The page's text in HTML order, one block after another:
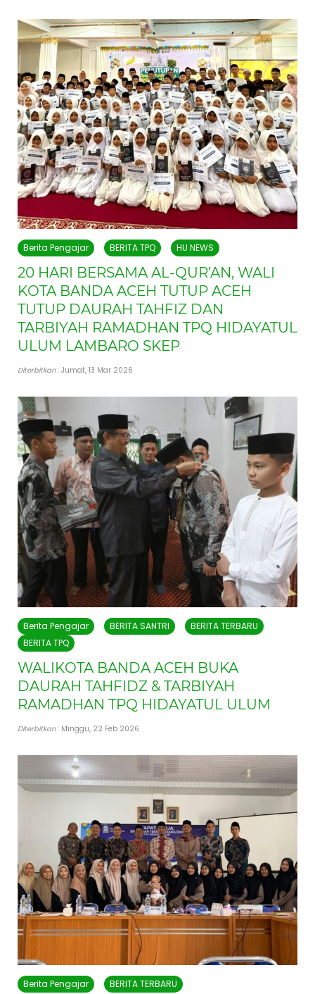
Berita Pengajar BERITA TPQ HU NEWS
20 HARI BERSAMA AL-QUR’AN, WALI
KOTA BANDA ACEH TUTUP ACEH
TUTUP DAURAH TAHFIZ DAN
TARBIYAH RAMADHAN TPQ HIDAYATUL
ULUM LAMBARO SKEP
Diterbitkan: Jumat, 13 Mar 2026
Berita Pengajar BERITA SANTRI
BERITA TERBARU
BERITA TPQ
WALIKOTA BANDA ACEH BUKA
DAURAH TAHFIDZ & TARBIYAH
RAMADHAN TPQ HIDAYATUL ULUM
Diterbitkan: Minggu, 22 Feb 2026
Berita Pengajar BERITA TERBARU